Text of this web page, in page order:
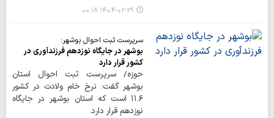
۱۴۰۴-۰۲-۲۹ ۰۰:۱۸
سرپرست ثبت احوال بوشهر:
بوشهر در جایگاه نوزدهم فرزندآوری در
کشور قرار دارد
حوزه/ سرپرست ثبت احوال استان
بوشهر گفت: نرخ خام ولادت در کشور
۱۱.۶ است که استان بوشهر در جایگاه
نوزدهم قرار دارد.